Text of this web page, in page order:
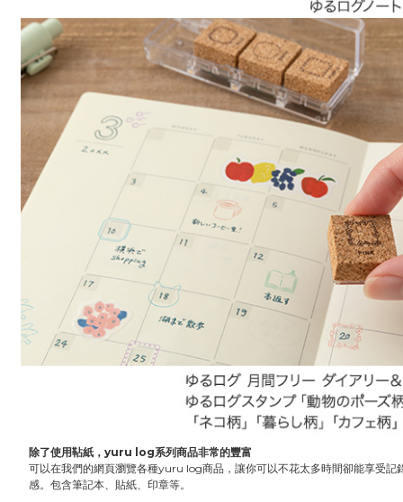
除了使用䩞紙，yuru log系列商品非常的豐富
可以在我們的網頁瀏覽各種yuru log商品，讓你可以不花太多時間卻能享受記
感。包含筆記本、貼紙、印章等。